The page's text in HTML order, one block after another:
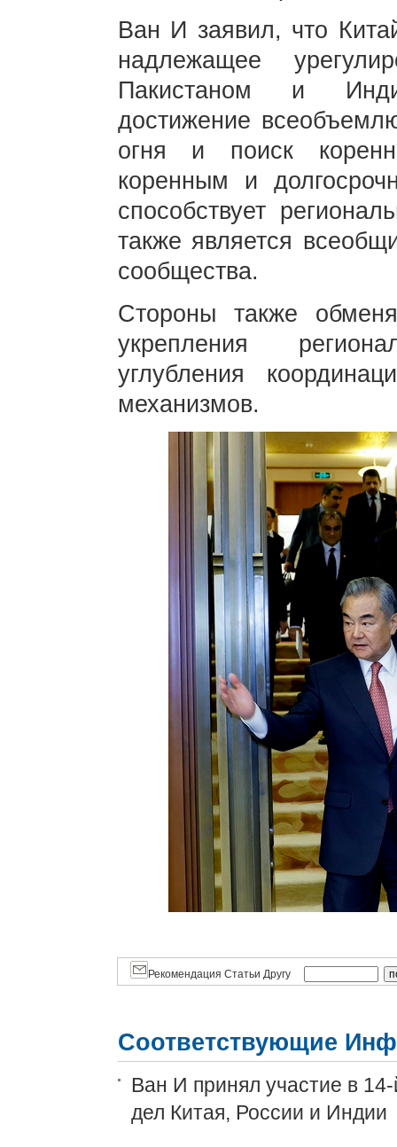
Ван И заявил, что
надлежащее
Пакистаном и
достижение
огня и поиск
коренным и
способствует
также является
сообщества.
Стороны также
укрепления
углубления
механизмов.
Рекомендация Статьи Другу
Соответствующие
Ван И принял участие в
дел Китая, России и Индии